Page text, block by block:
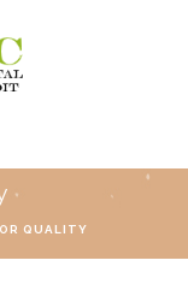
QUALITY